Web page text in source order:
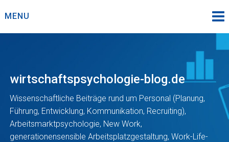
toMENU
wirtschaftspsychologie-blog.de
Wissenschaftliche Beiträge rund um Personal (Planung,
Führung, Entwicklung, Kommunikation, Recruiting),
Arbeitsmarktpsychologie, New Work,
generationensensible Arbeitsplatzgestaltung, Work-Life-